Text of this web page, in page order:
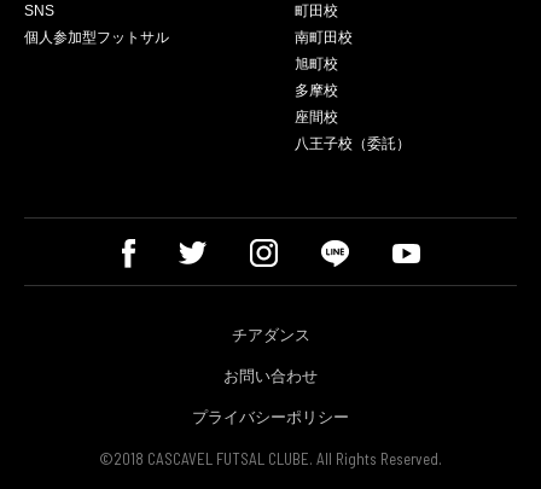
SNS
個人参加型フットサル
町田校
南町田校
旭町校
多摩校
座間校
八王子校（委託）
チアダンス
お問い合わせ
プライバシーポリシー
©2018 CASCAVEL FUTSAL CLUBE. All Rights Reserved.